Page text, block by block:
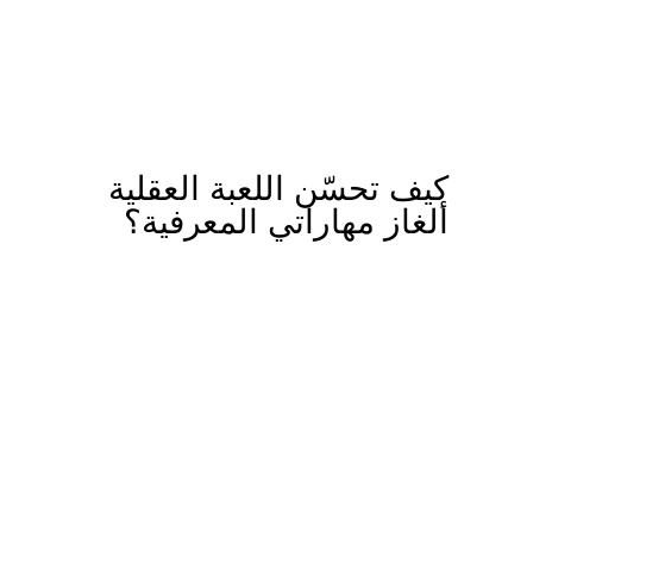
كيف تحسّن اللعبة العقلية
ألغاز مهاراتي المعرفية؟